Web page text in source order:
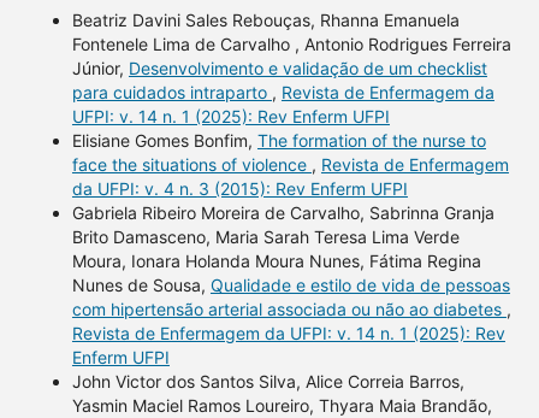
Beatriz Davini Sales Rebouças, Rhanna Emanuela
Fontenele Lima de Carvalho , Antonio Rodrigues Ferreira
Júnior, Desenvolvimento e validação de um checklist
para cuidados intraparto , Revista de Enfermagem da
UFPI: v. 14 n. 1 (2025): Rev Enferm UFPI
Elisiane Gomes Bonfim, The formation of the nurse to
face the situations of violence , Revista de Enfermagem
da UFPI: v. 4 n. 3 (2015): Rev Enferm UFPI
Gabriela Ribeiro Moreira de Carvalho, Sabrinna Granja
Brito Damasceno, Maria Sarah Teresa Lima Verde
Moura, Ionara Holanda Moura Nunes, Fátima Regina
Nunes de Sousa, Qualidade e estilo de vida de pessoas
com hipertensão arterial associada ou não ao diabetes ,
Revista de Enfermagem da UFPI: v. 14 n. 1 (2025): Rev
Enferm UFPI
John Victor dos Santos Silva, Alice Correia Barros,
Yasmin Maciel Ramos Loureiro, Thyara Maia Brandão,